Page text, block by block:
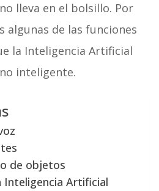
lleva en el bolsillo. Por
algunas de las funciones
la Inteligencia Artificial
inteligente.
de objetos
Inteligencia Artificial